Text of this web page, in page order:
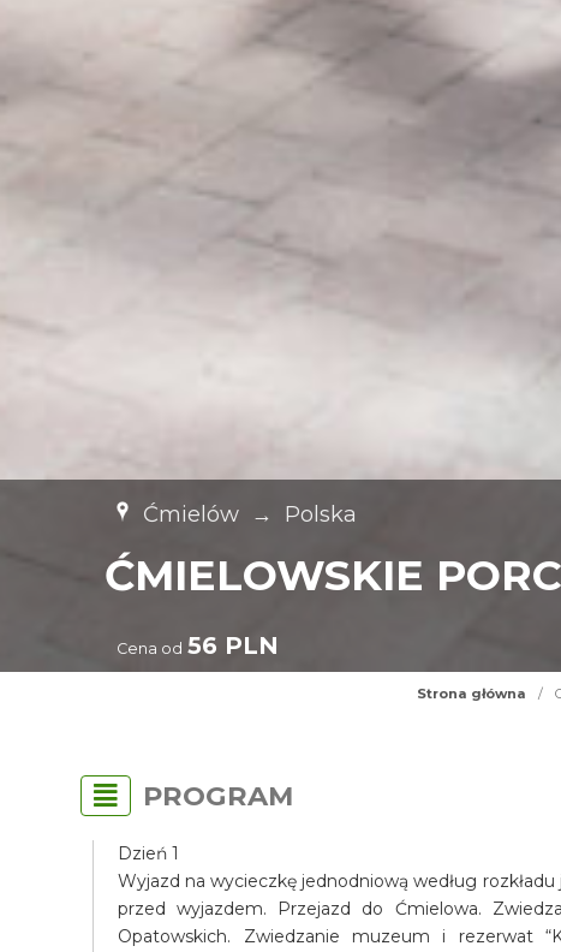
Ćmielów → Polska
ĆMIELOWSKIE
Cena od 56 PLN
Strona główna /
PROGRAM
Dzień 1
Wyjazd na wycieczkę jednodniową według
przed wyjazdem. Przejazd do Ćmielowa.
Opatowskich. Zwiedzanie muzeum i rezerwat